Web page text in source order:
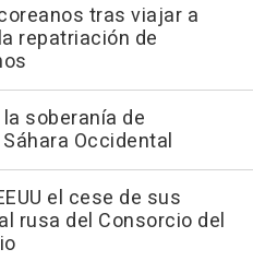
tras viajar a
repatriación de
soberanía de
Occidental
el cese de sus
rusa del Consorcio del